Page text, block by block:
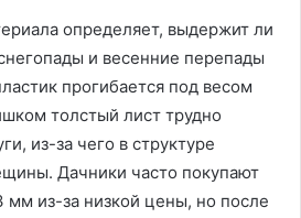
определяет, выдержит ли
и весенние перепады
прогибается под весом
толстый лист трудно
из-за чего в структуре
Дачники часто покупают
из-за низкой цены, но после